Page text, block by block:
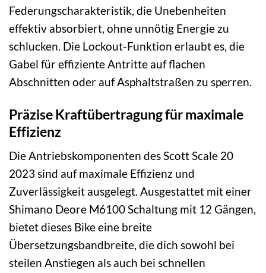
Federungscharakteristik, die Unebenheiten
effektiv absorbiert, ohne unnötig Energie zu
schlucken. Die Lockout-Funktion erlaubt es, die
Gabel für effiziente Antritte auf flachen
Abschnitten oder auf Asphaltstraßen zu sperren.
Präzise Kraftübertragung für maximale
Effizienz
Die Antriebskomponenten des Scott Scale 20
2023 sind auf maximale Effizienz und
Zuverlässigkeit ausgelegt. Ausgestattet mit einer
Shimano Deore M6100 Schaltung mit 12 Gängen,
bietet dieses Bike eine breite
Übersetzungsbandbreite, die dich sowohl bei
steilen Anstiegen als auch bei schnellen